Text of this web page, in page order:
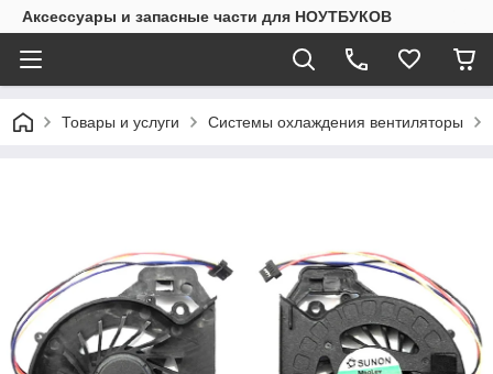
Аксессуары и запасные части для НОУТБУКОВ
Товары и услуги Системы охлаждения вентиляторы